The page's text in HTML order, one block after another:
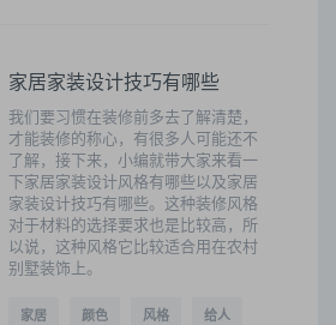
家居家装设计技巧有哪些
我们要习惯在装修前多去了解清楚，
才能装修的称心，有很多人可能还不
了解，接下来，小编就带大家来看一
下家居家装设计风格有哪些以及家居
家装设计技巧有哪些。这种装修风格
对于材料的选择要求也是比较高，所
以说，这种风格它比较适合用在农村
别墅装饰上。
家居 颜色 风格 给人